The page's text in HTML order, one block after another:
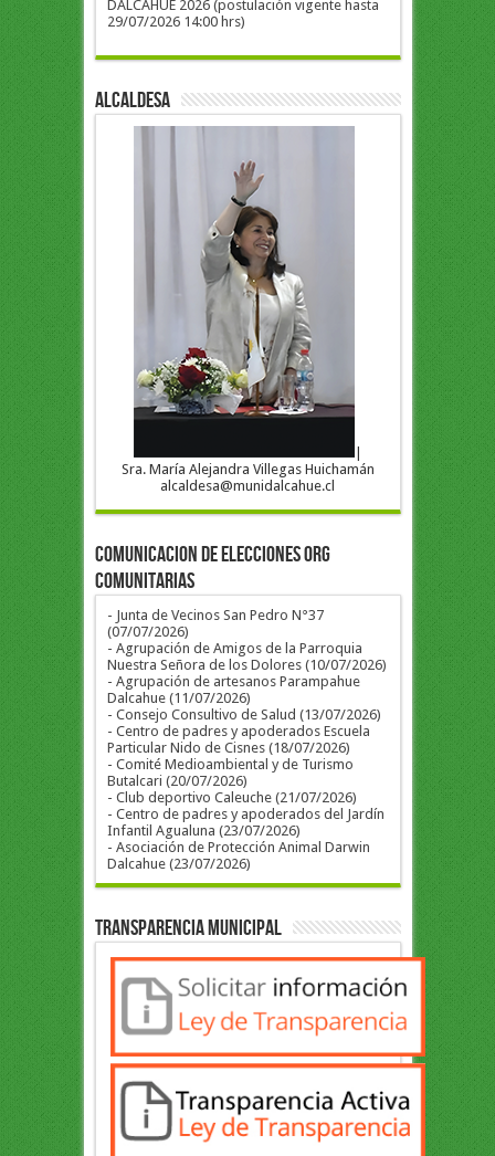
DALCAHUE 2026 (postulación vigente hasta
29/07/2026 14:00 hrs)
ALCALDESA
Sra. María Alejandra Villegas Huichamán
alcaldesa@munidalcahue.cl
COMUNICACION DE ELECCIONES ORG
COMUNITARIAS
- Junta de Vecinos San Pedro N°37
(07/07/2026)
- Agrupación de Amigos de la Parroquia
Nuestra Señora de los Dolores (10/07/2026)
- Agrupación de artesanos Parampahue
Dalcahue (11/07/2026)
- Consejo Consultivo de Salud (13/07/2026)
- Centro de padres y apoderados Escuela
Particular Nido de Cisnes (18/07/2026)
- Comité Medioambiental y de Turismo
Butalcari (20/07/2026)
- Club deportivo Caleuche (21/07/2026)
- Centro de padres y apoderados del Jardín
Infantil Agualuna (23/07/2026)
- Asociación de Protección Animal Darwin
Dalcahue (23/07/2026)
Transparencia Municipal